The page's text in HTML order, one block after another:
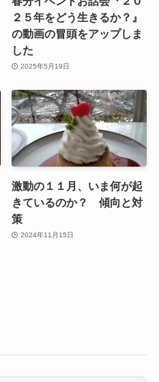
２５年をどう生きるか？』
の動画の冒頭をアップしま
した
2025年5月19日
激動の１１月、いま何が起
きているのか？ 傾向と対
策
2024年11月15日